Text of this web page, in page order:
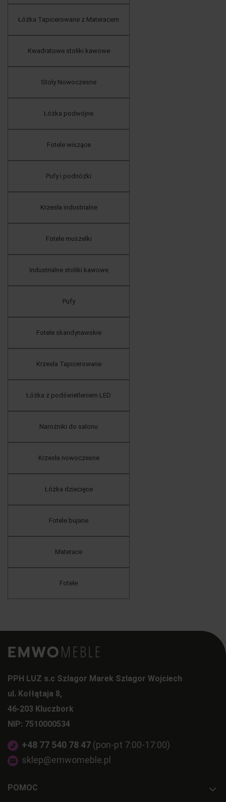
Łóżka Tapicerowane z Materacem
Kwadratowe stoliki kawowe
Stoły Nowoczesne
Łóżka podwójne
Fotele wiszące
Pufy i podnóżki
Krzesła industrialne
Fotele muszelki
Industrialne stoliki kawowe
Pufy
Fotele skandynawskie
Krzesła Tapicerowane
Łóżka z podświetleniem LED
Narożniki do salonu
Krzesła nowoczesne
Łóżka dziecięce
Fotele bujane
Materace
Fotele
PPH LUZ s.c Szlagor Marek Szlagor Wojciech
ul. Kołłątaja 8,
46-203 Kluczbork
NIP: 7510000534
+48 77 540 78 47 (pon-pt 7:00-17:00)
sklep@emwomeble.pl
POMOC